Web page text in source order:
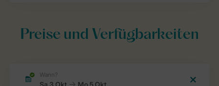
Preise und Verfügbarkeiten